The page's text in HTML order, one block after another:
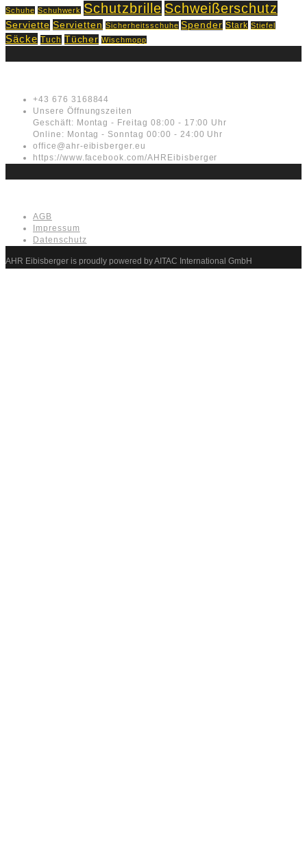
Schuhe Schuhwerk Schutzbrille Schweißerschutz
Serviette Servietten Sicherheitsschuhe Spender Stark Stiefel
Säcke Tuch Tücher Wischmopp
+43 676 3168844
Unsere Öffnungszeiten
Geschäft: Montag - Freitag 08:00 - 17:00 Uhr
Online: Montag - Sonntag 00:00 - 24:00 Uhr
office@ahr-eibisberger.eu
https://www.facebook.com/AHREibisberger
AGB
Impressum
Datenschutz
AHR Eibisberger is proudly powered by AITAC International GmbH